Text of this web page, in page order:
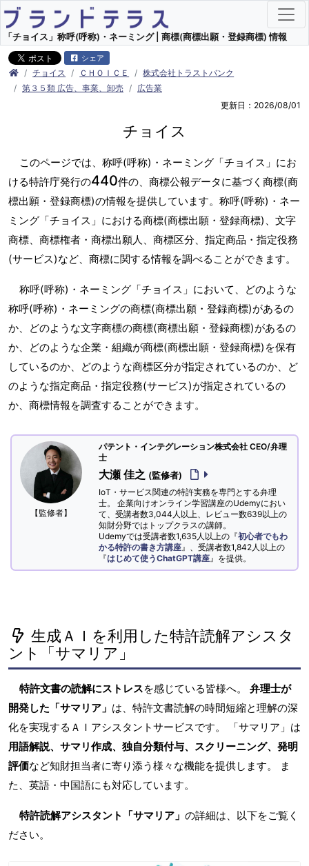
「チョイス」称呼(呼称)・ネーミング | 商標(商標出願・登録商標) 情報
シェア
チョイス ＣＨＯＩＣＥ
株式会社トラストバンク
第３５類 広告、事業、卸売
広告業
更新日：2026/08/01
チョイス
このページでは、称呼(呼称)・ネーミング「チョイス」にお
ける特許庁発行の440件の、商標公報データに基づく商標(商
標出願・登録商標)の情報を提供しています。称呼(呼称)・ネー
ミング「チョイス」における商標(商標出願・登録商標)、文字
商標、商標権者・商標出願人、商標区分、指定商品・指定役務
(サービス)など、商標に関する情報を調べることができます。
称呼(呼称)・ネーミング「チョイス」において、どのような
称呼(呼称)・ネーミングの商標(商標出願・登録商標)があるの
か、どのような文字商標の商標(商標出願・登録商標)があるの
か、どのような企業・組織が商標(商標出願・登録商標)を保有
しているのか、どのような商標区分が指定されているのか、ど
のような指定商品・指定役務(サービス)が指定されているの
か、商標情報を調査することができます。
【監修者】
パテント・インテグレーション株式会社 CEO/弁理
士
大瀬 佳之 (監修者)
IoT・サービス関連の特許実務を専門とする弁理
士。 企業向けオンライン学習講座のUdemyにおい
て、受講者数3,044人以上、レビュー数639以上の
知財分野ではトップクラスの講師。
Udemyでは受講者数1,635人以上の『初心者でもわ
かる特許の書き方講座 』、受講者数1,842人以上の
『はじめて使うChatGPT講座 』を提供。
生成ＡＩを利用した特許読解アシスタ
ント「サマリア」
特許文書の読解にストレスを感じている皆様へ。 弁理士が
開発した「サマリア」 は、特許文書読解の時間短縮と理解の深
化を実現するＡＩアシスタントサービスです。 「サマリア」は
用語解説、サマリ作成、独自分類付与、スクリーニング、発明
評価など知財担当者に寄り添う様々な機能を提供します。 ま
た、英語・中国語にも対応しています。
特許読解アシスタント「サマリア」 の詳細は、以下をご覧く
ださい。